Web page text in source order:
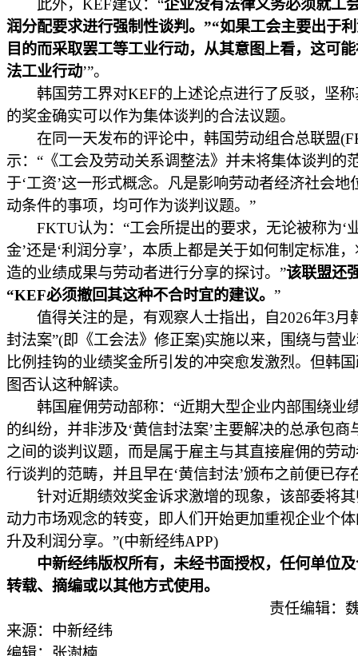
此外，KEF建议：“企业没有法律义务必须就工
润分配要求进行强制性谈判。”“如果工会主要出于
目的而采取罢工等工业行动，从其意图上看，这可能
法工业行动’”。
韩国劳工界对KEF的上述论点进行了反驳，坚称
的奖金确实可以作为集体谈判的合法议题。
在同一天发布的评论中，韩国劳动组合总联盟
示：“《工会及劳动关系调整法》并未将集体谈判的
于‘工资’这一形式概念。凡是影响劳动者经济社会地
动条件的事项，均可作为谈判议题。”
FKTU认为：“工会所提出的要求，无论被称为‘
金’还是‘利润分享’，本质上都是关于如何制定标准
造的业绩成果与劳动者进行分享的探讨。”该联盟还
“KEF必须撤回其这种不合时宜的建议。 ”
值得关注的是，有观察人士指出，自2026年3月
封法案”(即《工会法》修正案)实施以来，围绕与营
比例挂钩的业绩奖金所引发的冲突愈发激烈。但韩
图否认这种解读。
韩国雇佣劳动部称：“近期大型企业内部围绕业
的纠纷，并非涉及‘黄信封法案’主要解决的总承包商
之间的谈判议题，而是属于雇主与其直接雇佣的劳
行谈判的范畴，并且早在‘黄信封法’颁布之前便已存
针对近期绩效奖金诉求激增的现象，该部委将其
动力市场观念的转变，即人们开始更加重视企业个
升及利润分享。”(中新经纬APP)
中新经纬版权所有，未经书面授权，任何单位
转载、摘编或以其他方式使用。
责任编辑：
来源：中新经纬